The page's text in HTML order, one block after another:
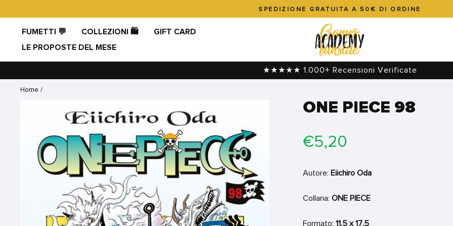
direttamente
contenuti
in
pausa
SPEDIZIONE GRATUITA A 50€ DI ORDINE
FUMETTI 💬 COLLEZIONI 🛍️
GIFT CARD
LE PROPOSTE DEL MESE
★★★★★ 1.000+ Recensioni Verificate
Home /
ONE PIECE 98
Prezzo
di
€5,20
Autore: Eiichiro Oda
Collana:ONE PIECE
Formato:11,5 x 17,5